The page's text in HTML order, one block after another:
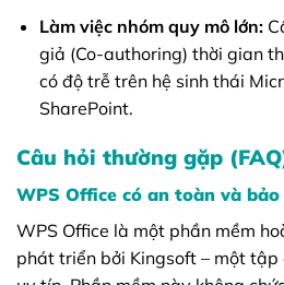
Làm việc nhóm quy mô lớn:
giả (Co-authoring) thời gian
có độ trễ trên hệ sinh thái
SharePoint.
Câu hỏi thường gặp
WPS Office có an toàn và
WPS Office là một phần mềm
phát triển bởi Kingsoft – một tập